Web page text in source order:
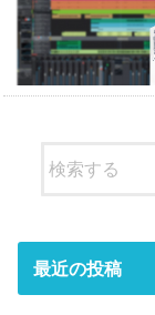
最近の投稿